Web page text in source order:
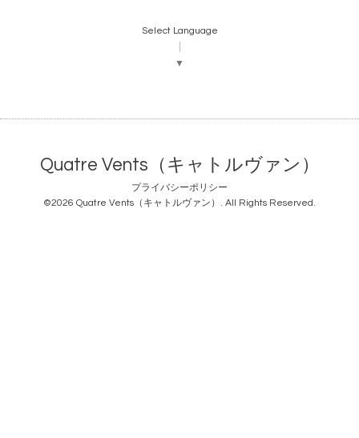
Select Language
▼
Quatre Vents（キャトルヴァン）
プライバシーポリシー
©2026 Quatre Vents（キャトルヴァン） . All Rights Reserved.